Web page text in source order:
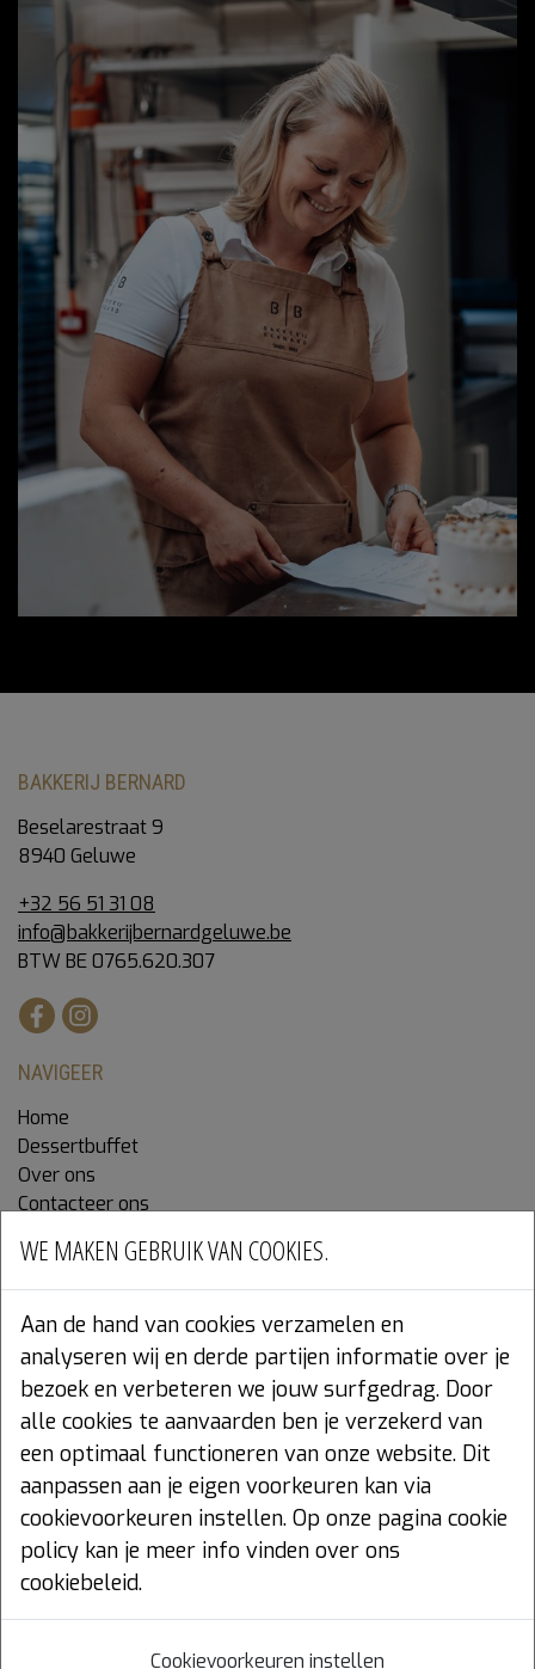
BAKKERIJ BERNARD
Beselarestraat 9
8940 Geluwe
+32 56 51 31 08
info@bakkerijbernardgeluwe.be
BTW BE 0765.620.307
NAVIGEER
Home
Dessertbuffet
Over ons
Contacteer ons
OPENINGSUREN
MAANDAGGesloten
DI - DO
6:45 - 18:30
VR6:30 - 18:30
ZA - ZO6:30 - 17:00
Jaarlijks verlof:
11 juli 2026 t.e.m. 3 augustus 2026
WETTELIJK
Privacy voorwaarden
WE MAKEN GEBRUIK VAN COOKIES.
Aan de hand van cookies verzamelen en
analyseren wij en derde partijen informatie over je
bezoek en verbeteren we jouw surfgedrag. Door
alle cookies te aanvaarden ben je verzekerd van
een optimaal functioneren van onze website. Dit
aanpassen aan je eigen voorkeuren kan via
cookievoorkeuren instellen. Op onze pagina cookie
policy kan je meer info vinden over ons
cookiebeleid.
Cookievoorkeuren instellen